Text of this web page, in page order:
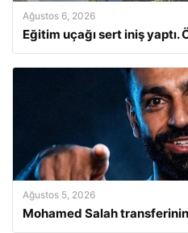
Ağustos 6, 2026
Eğitim uçağı sert iniş yaptı.
Ağustos 5, 2026
Mohamed Salah